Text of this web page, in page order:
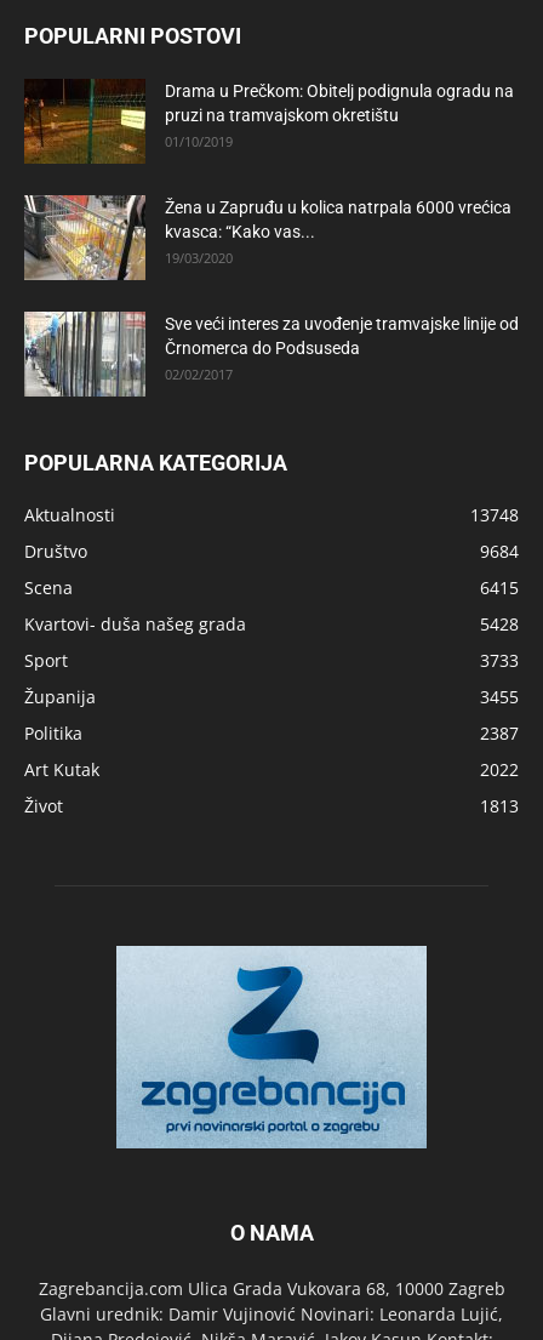
POPULARNI POSTOVI
Drama u Prečkom: Obitelj podignula ogradu na
pruzi na tramvajskom okretištu
01/10/2019
Žena u Zapruđu u kolica natrpala 6000 vrećica
kvasca: “Kako vas...
19/03/2020
Sve veći interes za uvođenje tramvajske linije od
Črnomerca do Podsuseda
02/02/2017
POPULARNA KATEGORIJA
Aktualnosti
13748
Društvo
9684
Scena
6415
Kvartovi- duša našeg grada
5428
Sport
3733
Županija
3455
Politika
2387
Art Kutak
2022
Život
1813
O NAMA
Zagrebancija.com Ulica Grada Vukovara 68, 10000 Zagreb
Glavni urednik: Damir Vujinović Novinari: Leonarda Lujić,